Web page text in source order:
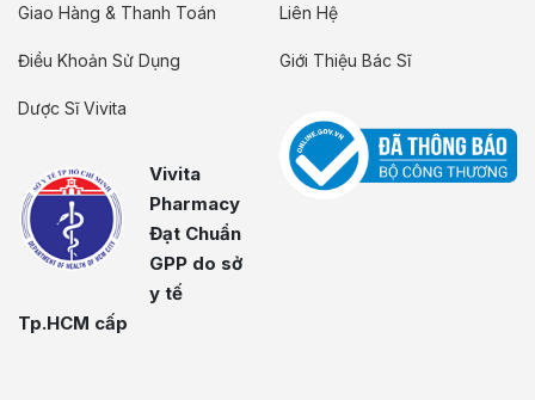
Giao Hàng & Thanh Toán
Điều Khoản Sử Dụng
Dược Sĩ Vivita
Vivita
Pharmacy
Đạt Chuẩn
GPP do sở
y tế
Tp.HCM cấp
Liên Hệ
Giới Thiệu Bác Sĩ